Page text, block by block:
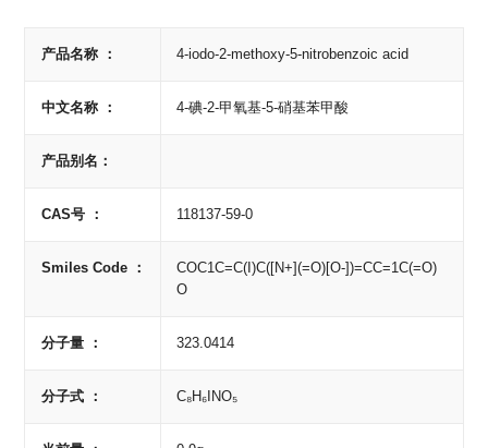
产品名称 ： 4-iodo-2-methoxy-5-nitrobenzoic acid
中文名称 ： 4-碘-2-甲氧基-5-硝基苯甲酸
产品别名：
CAS号 ： 118137-59-0
Smiles Code ：
COC1C=C(I)C([N+](=O)[O-])=CC=1C(=O)
O
分子量 ： 323.0414
分子式 ： C₈H₆INO₅